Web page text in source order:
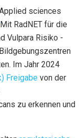
sciences
Mit RadNET für die
Vulpara Risiko -
Im Jahr 2024
Freigabe von der
zu erkennen und